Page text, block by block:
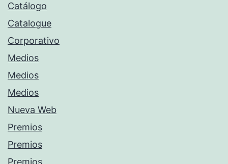
Catálogo
Catalogue
Corporativo
Medios
Medios
Medios
Nueva Web
Premios
Premios